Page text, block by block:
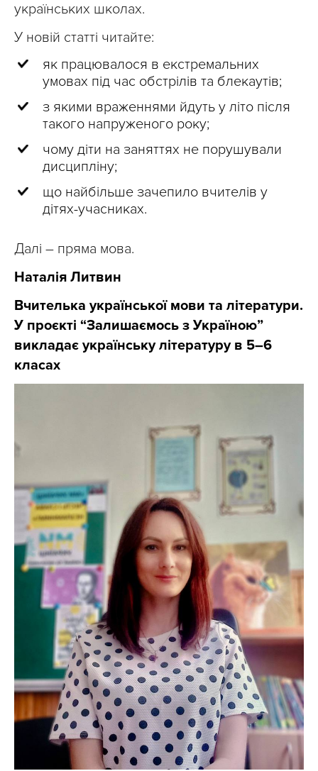
українських школах.
У новій статті читайте:
як працювалося в екстремальних
умовах під час обстрілів та блекаутів;
з якими враженнями йдуть у літо після
такого напруженого року;
чому діти на заняттях не порушували
дисципліну;
що найбільше зачепило вчителів у
дітях-учасниках.
Далі – пряма мова.
Наталія Литвин
Вчителька української мови та літератури.
У проєкті “Залишаємось з Україною”
викладає українську літературу в 5–6
класах